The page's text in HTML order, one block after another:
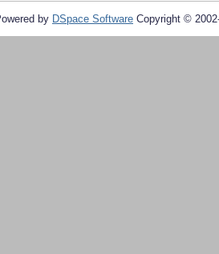
by DSpace Software Copyright ©